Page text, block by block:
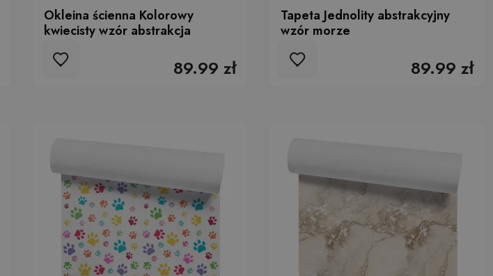
Okleina ścienna Kolorowy
kwiecisty wzór abstrakcja
89.99 zł
Tapeta Jednolity abstrakcyjny
wzór morze
89.99 zł